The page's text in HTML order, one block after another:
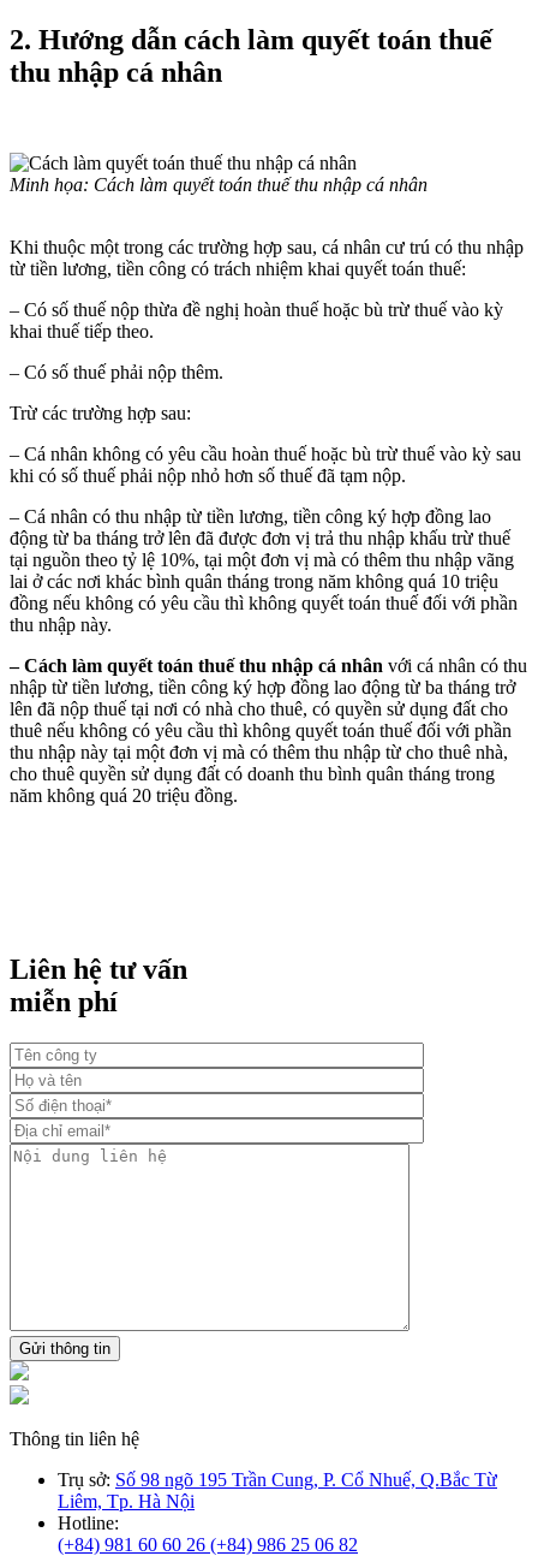
2. Hướng dẫn cách làm quyết toán thuế
thu nhập cá nhân
Minh họa: Cách làm quyết toán thuế thu nhập cá nhân
Khi thuộc một trong các trường hợp sau, cá nhân cư trú có thu nhập
từ tiền lương, tiền công có trách nhiệm khai quyết toán thuế:
– Có số thuế nộp thừa đề nghị hoàn thuế hoặc bù trừ thuế vào kỳ
khai thuế tiếp theo.
– Có số thuế phải nộp thêm.
Trừ các trường hợp sau:
– Cá nhân không có yêu cầu hoàn thuế hoặc bù trừ thuế vào kỳ sau
khi có số thuế phải nộp nhỏ hơn số thuế đã tạm nộp.
– Cá nhân có thu nhập từ tiền lương, tiền công ký hợp đồng lao
động từ ba tháng trở lên đã được đơn vị trả thu nhập khấu trừ thuế
tại nguồn theo tỷ lệ 10%, tại một đơn vị mà có thêm thu nhập vãng
lai ở các nơi khác bình quân tháng trong năm không quá 10 triệu
đồng nếu không có yêu cầu thì không quyết toán thuế đối với phần
thu nhập này.
–Cách làm quyết toán thuế thu nhập cá nhân với cá nhân có thu
nhập từ tiền lương, tiền công ký hợp đồng lao động từ ba tháng trở
lên đã nộp thuế tại nơi có nhà cho thuê, có quyền sử dụng đất cho
thuê nếu không có yêu cầu thì không quyết toán thuế đối với phần
thu nhập này tại một đơn vị mà có thêm thu nhập từ cho thuê nhà,
cho thuê quyền sử dụng đất có doanh thu bình quân tháng trong
năm không quá 20 triệu đồng.
Liên hệ tư vấn
miễn phí
Gửi thông tin
Thông tin liên hệ
Trụ sở: Số 98 ngõ 195 Trần Cung, P. Cổ Nhuế, Q.Bắc Từ
Liêm, Tp. Hà Nội
Hotline:
(+84) 981 60 60 26 (+84) 986 25 06 82